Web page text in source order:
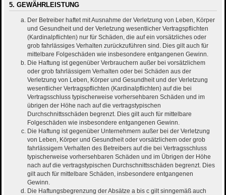
5. GEWÄHRLEISTUNG
Der Betreiber haftet mit Ausnahme der Verletzung von Leben, Körper
und Gesundheit und der Verletzung wesentlicher Vertragspflichten
(Kardinalpflichten) nur für Schäden, die auf ein vorsätzliches oder
grob fahrlässiges Verhalten zurückzuführen sind. Dies gilt auch für
mittelbare Folgeschäden wie insbesondere entgangenen Gewinn.
Die Haftung ist gegenüber Verbrauchern außer bei vorsätzlichem
oder grob fahrlässigem Verhalten oder bei Schäden aus der
Verletzung von Leben, Körper und Gesundheit und der Verletzung
wesentlicher Vertragspflichten (Kardinalpflichten) auf die bei
Vertragsschluss typischerweise vorhersehbaren Schäden und im
übrigen der Höhe nach auf die vertragstypischen
Durchschnittsschäden begrenzt. Dies gilt auch für mittelbare
Folgeschäden wie insbesondere entgangenen Gewinn.
Die Haftung ist gegenüber Unternehmern außer bei der Verletzung
von Leben, Körper und Gesundheit oder vorsätzlichem oder grob
fahrlässigem Verhalten des Betreibers auf die bei Vertragsschluss
typischerweise vorhersehbaren Schäden und im Übrigen der Höhe
nach auf die vertragstypischen Durchschnittsschäden begrenzt. Dies
gilt auch für mittelbare Schäden, insbesondere entgangenen
Gewinn.
Die Haftungsbegrenzung der Absätze a bis c gilt sinngemäß auch